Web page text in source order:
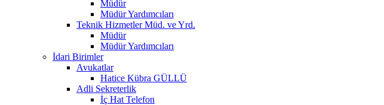
Müdür
Müdür Yardımcıları
Teknik Hizmetler Müd. ve Yrd.
Müdür
Müdür Yardımcıları
İdari Birimler
Avukatlar
Hatice Kübra GÜLLÜ
Adli Sekreterlik
İç Hat Telefon